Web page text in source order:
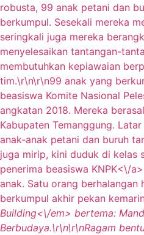
robusta, 99 anak petani dan
berkumpul. Sesekali mereka
seringkali juga mereka
menyelesaikan tantangan-
membutuhkan kepiawaian
tim.\r\n\r\n99 anak yang
beasiswa Komite Nasional
angkatan 2018. Mereka
Kabupaten Temanggung.
anak-anak petani dan buruh
juga mirip, kini duduk di kelas
penerima beasiswa KNPK<\/
anak. Satu orang berhalangan
berkumpul akhir pekan
Building<\/em> bertema:
Berbudaya.\r\n\r\nRagam